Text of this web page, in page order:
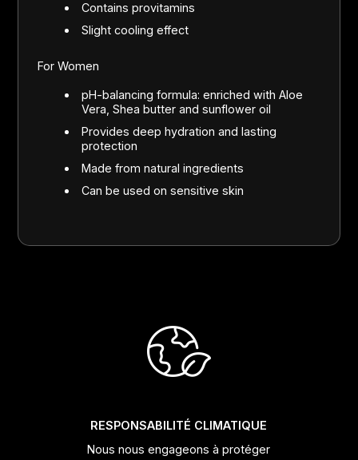
Contains provitamins
Slight cooling effect
For Women
pH-balancing formula: enriched with Aloe
Vera, Shea butter and sunflower oil
Provides deep hydration and lasting
protection
Made from natural ingredients
Can be used on sensitive skin
RESPONSABILITÉ CLIMATIQUE
Nous nous engageons à protéger